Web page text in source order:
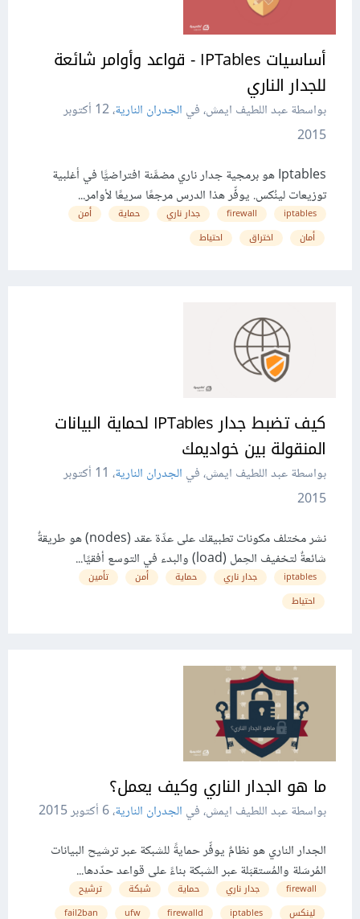
أساسيات IPTables - قواعد وأوامر شائعة
للجدار الناري
بواسطة عبد اللطيف ايمش، في الجدران النارية،
12 أكتوبر
2015
Iptables هو برمجية جدار ناري مضمَّنة افتراضيًّا في أغلبية
توزيعات لينُكس. يوفِّر هذا الدرس مرجعًا سريعًا لأوامر...
iptables
firewall جدار ناري حماية
أمن
أمان
اختراق احتياط
كيف تضبط جدار IPTables لحماية البيانات
المنقولة بين خواديمك
بواسطة عبد اللطيف ايمش، في الجدران النارية،
11 أكتوبر
2015
نشر مختلف مكونات تطبيقك على عدِّة عقد (nodes) هو طريقةٌ
شائعةٌ لتخفيف الحِمل (load) والبدء في التوسع أفقيًا...
iptables جدار ناري حماية أمن
تأمين
احتياط
ما هو الجدار الناري وكيف يعمل؟
بواسطة عبد اللطيف ايمش، في الجدران النارية،6 أكتوبر 2015
الجدار الناري هو نظامٌ يوفِّر حمايةً للشبكة عبر ترشيح البيانات
المُرسَلة والمُستقبَلة عبر الشبكة بناءً على قواعد حدّدها...
firewall جدار ناري حماية شبكة
ترشيح
لينكس
iptables
firewalld
ufw
fail2ban